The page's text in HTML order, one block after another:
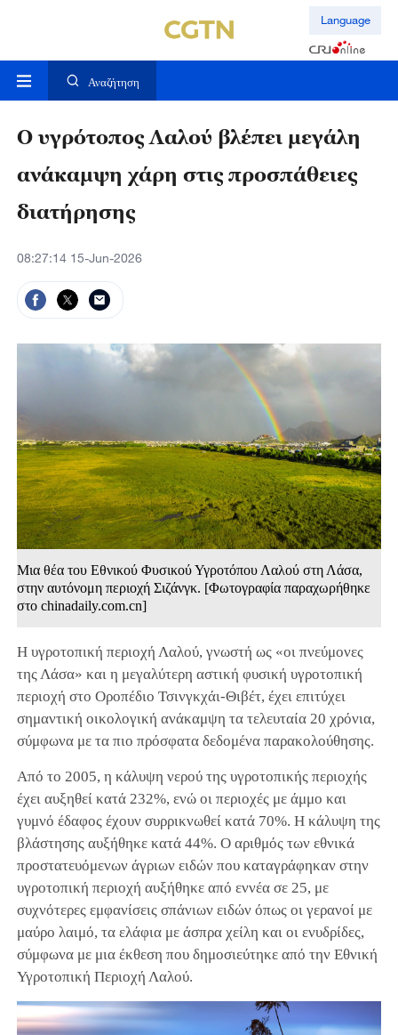
Language
Αναζήτηση
Ο υγρότοπος Λαλού βλέπει μεγάλη
ανάκαμψη χάρη στις προσπάθειες
διατήρησης
08:27:14 15-Jun-2026
Μια θέα του Εθνικού Φυσικού Υγροτόπου Λαλού στη Λάσα,
στην αυτόνομη περιοχή Σιζάνγκ. [Φωτογραφία παραχωρήθηκε
στο chinadaily.com.cn]
Η υγροτοπική περιοχή Λαλού, γνωστή ως «οι πνεύμονες
της Λάσα» και η μεγαλύτερη αστική φυσική υγροτοπική
περιοχή στο Οροπέδιο Τσινγκχάι-Θιβέτ, έχει επιτύχει
σημαντική οικολογική ανάκαμψη τα τελευταία 20 χρόνια,
σύμφωνα με τα πιο πρόσφατα δεδομένα παρακολούθησης.
Από το 2005, η κάλυψη νερού της υγροτοπικής περιοχής
έχει αυξηθεί κατά 232%, ενώ οι περιοχές με άμμο και
γυμνό έδαφος έχουν συρρικνωθεί κατά 70%. Η κάλυψη της
βλάστησης αυξήθηκε κατά 44%. Ο αριθμός των εθνικά
προστατευόμενων άγριων ειδών που καταγράφηκαν στην
υγροτοπική περιοχή αυξήθηκε από εννέα σε 25, με
συχνότερες εμφανίσεις σπάνιων ειδών όπως οι γερανοί με
μαύρο λαιμό, τα ελάφια με άσπρα χείλη και οι ενυδρίδες,
σύμφωνα με μια έκθεση που δημοσιεύτηκε από την Εθνική
Υγροτοπική Περιοχή Λαλού.